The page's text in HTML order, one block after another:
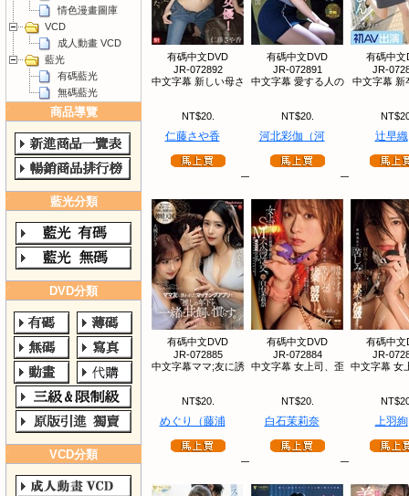
情色漫畫圖庫
VCD
成人動畫 VCD
藍光
有碼藍光
無碼藍光
商品導覽
藍光分類
DVD分類
VCD分類
有碼中文DVD
JR-072892
中文字幕 新しい母さ
NT$20.
仁藤さや香
有碼中文DVD
JR-072891
中文字幕 愛する人の
NT$20.
河北彩伽（河
有碼中文
JR-
中文字幕 新
辻早織
有碼中文DVD
JR-072885
中文字幕ママ;友に誘
NT$20.
めぐり（藤浦
有碼中文DVD
JR-072884
中文字幕 女上司、歪
NT$20.
白石茉莉奈
有碼中文
JR-
中文字幕 女
上羽絢